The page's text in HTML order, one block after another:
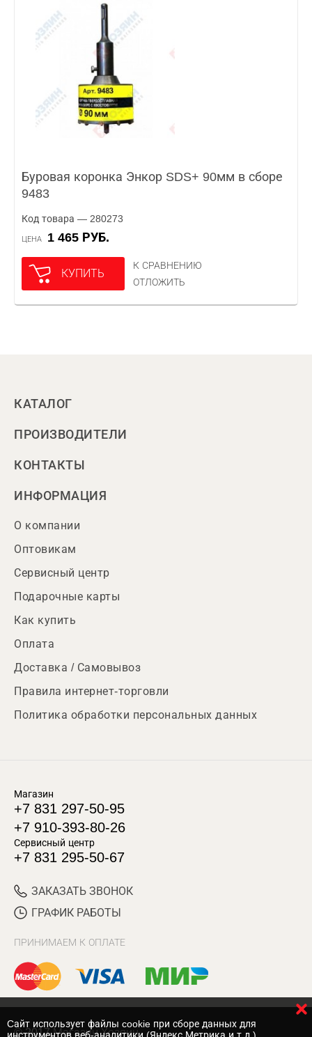
Буровая коронка Энкор SDS+ 90мм в сборе
9483
Код товара — 280273
ЦЕНА 1 465 РУБ.
КУПИТЬ
К СРАВНЕНИЮ
ОТЛОЖИТЬ
КАТАЛОГ
ПРОИЗВОДИТЕЛИ
КОНТАКТЫ
ИНФОРМАЦИЯ
О компании
Оптовикам
Сервисный центр
Подарочные карты
Как купить
Оплата
Доставка / Самовывоз
Правила интернет-торговли
Политика обработки персональных данных
Магазин
+7 831 297-50-95
+7 910-393-80-26
Сервисный центр
+7 831 295-50-67
ЗАКАЗАТЬ ЗВОНОК
ГРАФИК РАБОТЫ
ПРИНИМАЕМ К ОПЛАТЕ
© 2017 Магазин Хозяин
Cайт использует файлы cookie при сборе данных для